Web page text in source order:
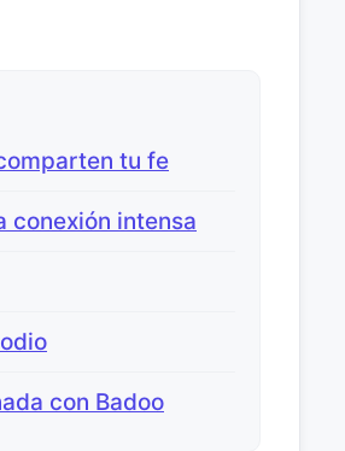
tu fe
conexión intensa
con Badoo